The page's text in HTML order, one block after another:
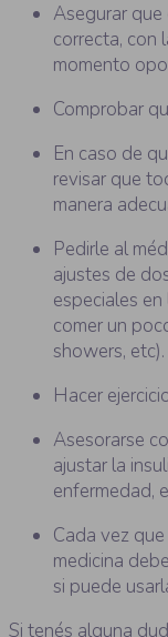
Asegurar que
correcta, con
momento
Comprobar
En caso de
revisar que
manera
Pedirle al
ajustes de
especiales
comer un
showers, etc).
Hacer
Asesorarse
ajustar la
enfermedad,
Cada vez
medicina
si puede
Si tenés alguna